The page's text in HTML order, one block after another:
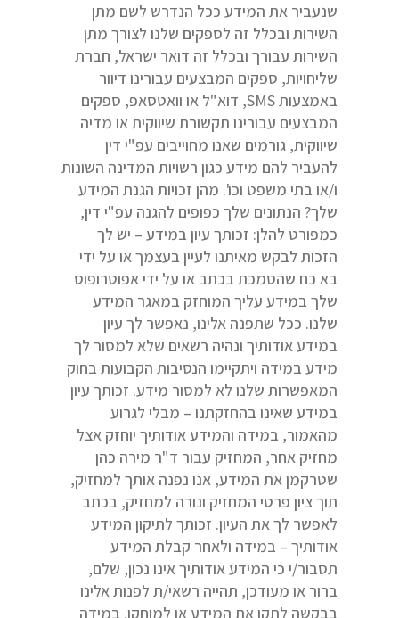
שנעביר את המידע ככל הנדרש לשם מתן
השירות ובכלל זה לספקים שלנו לצורך מתן
השירות עבורך ובכלל זה דואר ישראל, חברת
שליחויות, ספקים המבצעים עבורינו דיוור
באמצעות SMS, דוא"ל או וואטסאפ, ספקים
המבצעים עבורינו תקשורת שיווקית או מדיה
שיווקית, גורמים שאנו מחוייבים עפ"י דין
להעביר להם מידע כגון רשויות המדינה השונות
ו/או בתי משפט וכו'. מהן זכויות הגנת המידע
שלך? הנתונים שלך כפופים להגנה עפ"י דין,
כמפורט להלן: זכותך עיון במידע – יש לך
הזכות לבקש מאיתנו לעיין בעצמך או על ידי
בא כח שהסמכת בכתב או על ידי אפוטרופוס
שלך במידע עליך המוחזק במאגר המידע
שלנו. ככל שתפנה אלינו, נאפשר לך עיון
במידע אודותיך ונהיה רשאים שלא למסור לך
מידע במידה ויתקיימו הנסיבות הקבועות בחוק
המאפשרות שלנו לא למסור מידע. זכותך עיון
במידע שאינו בהחזקתנו – מבלי לגרוע
מהאמור, במידה והמידע אודותיך יוחזק אצל
מחזיק אחר, המחזיק עבור ד"ר מירה כהן
שטרקמן את המידע, אנו נפנה אותך למחזיק,
תוך ציון פרטי המחזיק ונורה למחזיק, בכתב
לאפשר לך את העיון. זכותך לתיקון המידע
אודותיך – במידה ולאחר קבלת המידע
תסבור/י כי המידע אודותיך אינו נכון, שלם,
ברור או מעודכן, תהייה רשאי/ת לפנות אלינו
בבקשה לתקן את המידע או למוחקו. במידה